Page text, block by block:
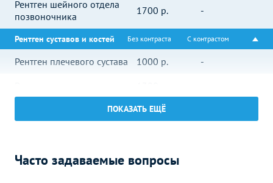
Рентген шейного отдела
позвоночника
1700 р. -
Рентген суставов и костей Без контраста С контрастом
Рентген плечевого сустава 1000 р.
-
Рентген лучезапястного
сустава
р.
ПОКАЗАТЬ ЕЩЁ
Часто задаваемые вопросы